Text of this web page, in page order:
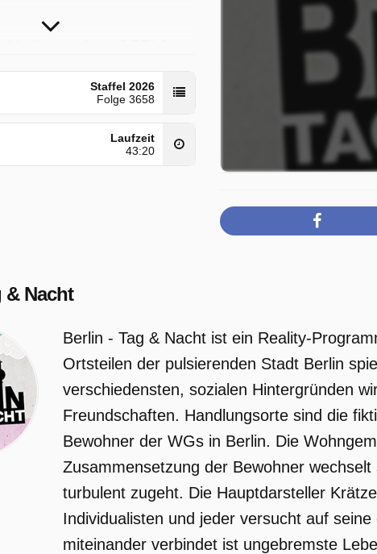
Freitag 10 April 2026,
Staffel 2026
Folge 3658
Laufzeit
43:20
& Nacht
Berlin - Tag & Nacht ist ein Reality-
Ortsteilen der pulsierenden Stadt Berlin
verschiedensten, sozialen Hintergründen
Freundschaften. Handlungsorte sind die
Bewohner der WGs in Berlin. Die
Zusammensetzung der Bewohner
turbulent zugeht. Die Hauptdarsteller
Individualisten und jeder versucht auf
miteinander verbindet ist ungebremste